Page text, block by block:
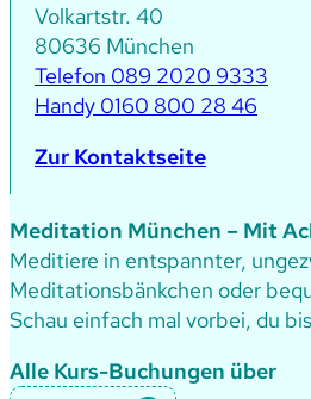
Volkartstr. 40
80636 München
Telefon 089 2020 9333
Handy 0160 800 28 46
Zur Kontaktseite
Meditation München – Mit
Meditiere in entspannter,
Meditationsbänkchen oder
Schau einfach mal vorbei, du
Alle Kurs-Buchungen über